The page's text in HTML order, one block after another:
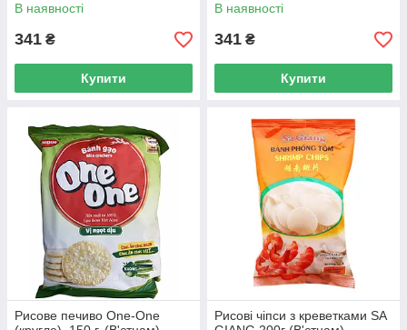
В наявності
341 ₴
Купити
В наявності
341 ₴
Купити
Рисове печиво One-One
Рисові чіпси з креветками SA